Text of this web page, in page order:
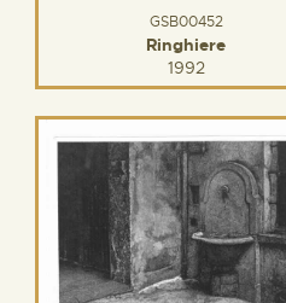
GSB00452
Ringhiere
1992